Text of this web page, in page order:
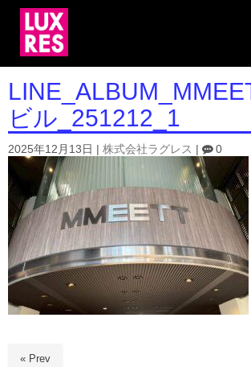
ビル_251212_1
2025年12月13日 株式会社ラグレス 0
« Prev